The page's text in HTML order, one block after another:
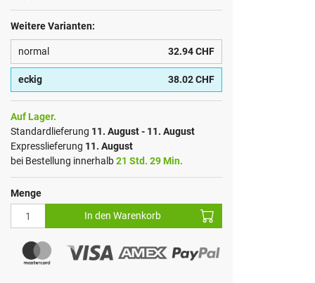
Weitere Varianten:
normal 32.94 CHF
eckig 38.02 CHF
Auf Lager.
Standardlieferung 11. August - 11. August
Expresslieferung 11. August
bei Bestellung innerhalb21 Std. 29 Min.
Menge
In den Warenkorb